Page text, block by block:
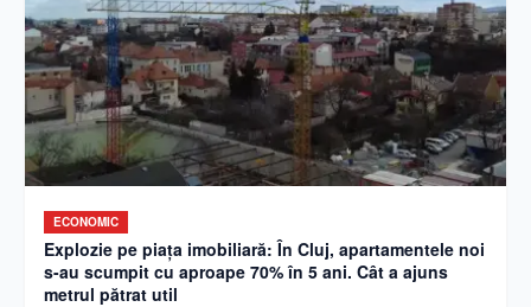
ECONOMIC
Explozie pe piața imobiliară: În Cluj, apartamentele noi
s-au scumpit cu aproape 70% în 5 ani. Cât a ajuns
metrul pătrat util